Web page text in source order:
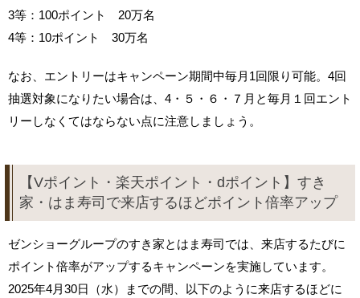
3等：100ポイント 20万名
4等：10ポイント 30万名
なお、エントリーはキャンペーン期間中毎月1回限り可能。4回
抽選対象になりたい場合は、4・５・６・７月と毎月１回エント
リーしなくてはならない点に注意しましょう。
【Vポイント・楽天ポイント・dポイント】すき
家・はま寿司で来店するほどポイント倍率アップ
ゼンショーグループのすき家とはま寿司では、来店するたびに
ポイント倍率がアップするキャンペーンを実施しています。
2025年4月30日（水）までの間、以下のように来店するほどに